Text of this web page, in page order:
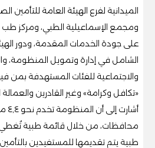
الميدانية لفرع الهيئة العامة للتأمين
ومجمع الإسماعيلية الطبي، ومركز طب
على جودة الخدمات المقدمة، ودور
الشامل في إدارة وتمويل المنظومة،
والاجتماعية للفئات المستهدفة بمن
«تكافل وكرامة» وغير القادرين
طبية يتم تقديمها للمستفيدين